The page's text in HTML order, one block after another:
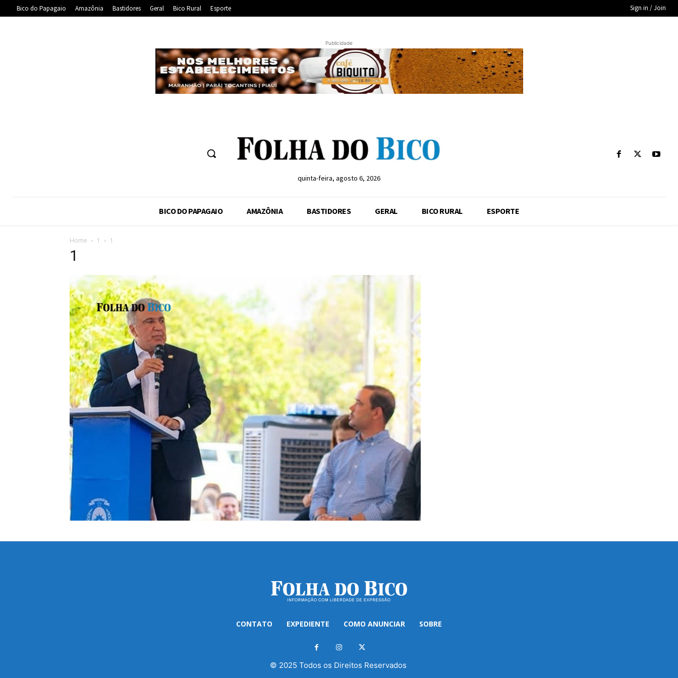
Bico do Papagaio Amazônia Bastidores Geral Bico Rural Esporte Sign in / Join
Publicidade
quinta-feira, agosto 6, 2026
BICO DO PAPAGAIO AMAZÔNIA BASTIDORES GERAL BICO RURAL ESPORTE
Home 1 1
1
CONTATO EXPEDIENTE COMO ANUNCIAR SOBRE
© 2025 Todos os Direitos Reservados